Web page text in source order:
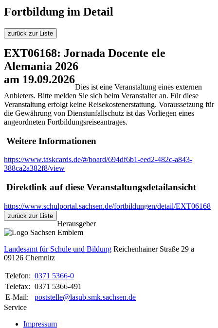
Fortbildung im Detail
zurück zur Liste
EXT06168: Jornada Docente ele
Alemania 2026
am 19.09.2026
Dies ist eine Veranstaltung eines externen
Anbieters. Bitte melden Sie sich beim Veranstalter an. Für diese
Veranstaltung erfolgt keine Reisekostenerstattung. Voraussetzung für
die Gewährung von Dienstunfallschutz ist das Vorliegen eines
angeordneten Fortbildungsreiseantrages.
Weitere Informationen
https://www.taskcards.de/#/board/694df6b1-eed2-482c-a843-
388ca2a382f8/view
Direktlink auf diese Veranstaltungsdetailansicht
https://www.schulportal.sachsen.de/fortbildungen/detail/EXT06168
zurück zur Liste
Herausgeber
Landesamt für Schule und Bildung Reichenhainer Straße 29 a
09126 Chemnitz
Telefon: 0371 5366-0
Telefax: 0371 5366-491
E-Mail:
poststelle@lasub.smk.sachsen.de
Service
Impressum